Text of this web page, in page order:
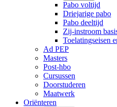
Pabo voltijd
Driejarige pabo
Pabo deeltijd
Zij-instroom
Toelatingseisen
Ad PEP
Masters
Post-hbo
Cursussen
Doorstuderen
Maatwerk
Oriënteren